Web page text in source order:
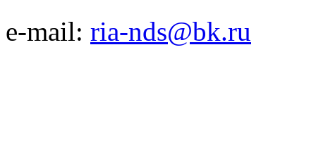
e-mail: ria-nds@bk.ru